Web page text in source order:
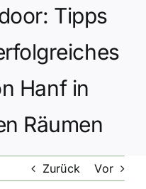
Tipps
Hanf in
Räumen
Zurück Vor